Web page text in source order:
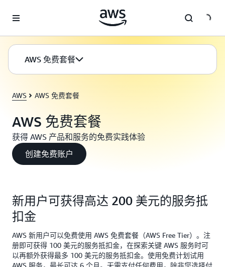
AWS 免费套餐
AWS AWS 免费套餐
AWS 免费套餐
获得 AWS 产品和服务的免费实践体验
创建免费账户
新用户可获得高达 200 美元的服务抵
扣金
AWS 新用户可以免费使用 AWS 免费套餐（AWS Free Tier）。注
册即可获得 100 美元的服务抵扣金，在探索关键 AWS 服务时可
以再额外获得最多 100 美元的服务抵扣金。使用免费计划试用
AWS 服务，最长可达 6 个月。无需支付任何费用，除非您选择付